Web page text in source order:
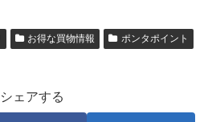
お得な買物情報
ポンタポイント
シェアする